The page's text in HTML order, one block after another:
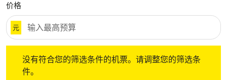
价格
元
没有符合您的筛选条件的机票。请调整您的筛选条
件。